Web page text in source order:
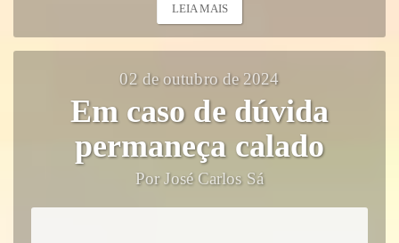
LEIA MAIS
02 de outubro de 2024
Em caso de dúvida
permaneça calado
Por José Carlos Sá